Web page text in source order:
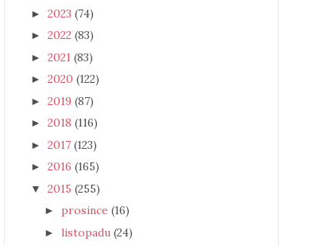
► 2023 (74)
► 2022 (83)
► 2021 (83)
► 2020 (122)
► 2019 (87)
► 2018 (116)
► 2017 (123)
► 2016 (165)
▼ 2015 (255)
► prosince (16)
► listopadu (24)